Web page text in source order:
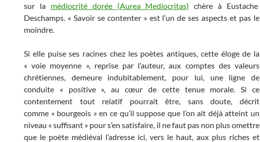
sur la médiocrité dorée (Aurea Mediocritas) chère à Eustache
Deschamps. « Savoir se contenter » est l’un de ses aspects et pas le
moindre.
Si elle puise ses racines chez les poètes antiques, cette éloge de la
« voie moyenne », reprise par l’auteur, aux comptes des valeurs
chrétiennes, demeure indubitablement, pour lui, une ligne de
conduite « positive », au cœur de cette tenue morale. Si ce
contentement tout relatif pourrait être, sans doute, décrit
comme « bourgeois » en ce qu’il suppose que l’on ait déjà atteint un
niveau « suffisant » pour s’en satisfaire, il ne faut pas non plus omettre
que le poète médiéval l’adresse ici, vers le haut, aux plus riches et